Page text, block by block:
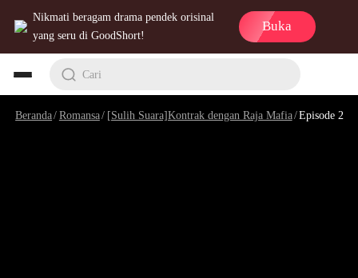
Nikmati beragam drama pendek orisinal
yang seru di GoodShort!
Buka
Cari
Beranda/Romansa/ [Sulih Suara]Kontrak dengan Raja Mafia/Episode 2